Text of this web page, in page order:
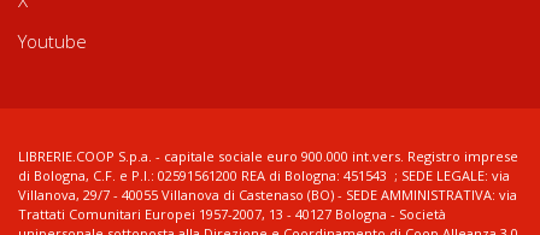
Youtube
LIBRERIE.COOP S.p.a. - capitale sociale euro 900.000 int.vers. Registro imprese
di Bologna, C.F. e P.I.: 02591561200 REA di Bologna: 451543 ; SEDE LEGALE: via
Villanova, 29/7 - 40055 Villanova di Castenaso (BO) - SEDE AMMINISTRATIVA: via
Trattati Comunitari Europei 1957-2007, 13 - 40127 Bologna - Società